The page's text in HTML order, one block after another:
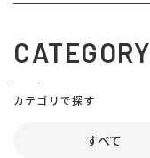
CATEGORY
カテゴリで探す
すべて